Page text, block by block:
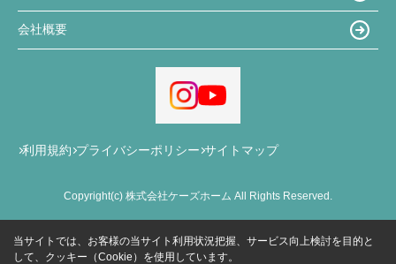
会社概要
利用規約 プライバシーポリシー サイトマップ
Copyright(c) 株式会社ケーズホーム All Rights Reserved.
当サイトでは、お客様の当サイト利用状況把握、サービス向上検討を目的と
して、クッキー（Cookie）を使用しています。